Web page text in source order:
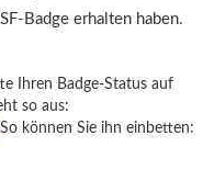
Badge erhalten haben.
Ihren Badge-Status auf
so aus:
So können Sie ihn einbetten: